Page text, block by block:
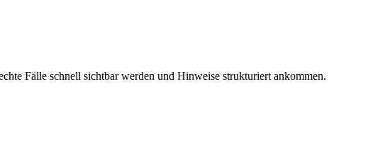
Fälle schnell sichtbar werden und Hinweise strukturiert ankommen.